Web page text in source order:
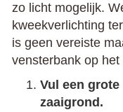
zo licht mogelijk.
kweekverlichting
is geen vereiste
vensterbank op het
Vul een
zaaigrond.